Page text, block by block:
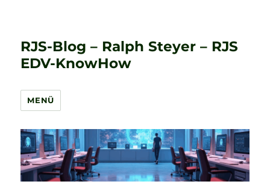
RJS-Blog – Ralph Steyer – RJS
EDV-KnowHow
MENÜ